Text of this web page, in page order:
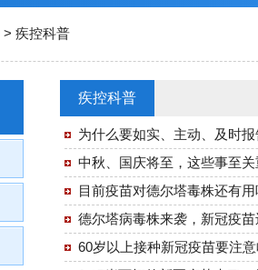
> 疾控科普
疾控科普
为什么要如实、主动、及时报
中秋、国庆将至，这些事至关
目前疫苗对德尔塔毒株还有
德尔塔病毒株来袭，新冠疫苗
60岁以上接种新冠疫苗要注